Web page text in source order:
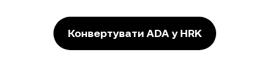
Конвертувати ADA у HRK